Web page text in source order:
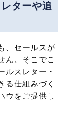
ターや追
、セールスが
ん。そこでこ
ルスレター・
る仕組みづく
ウをご提供し